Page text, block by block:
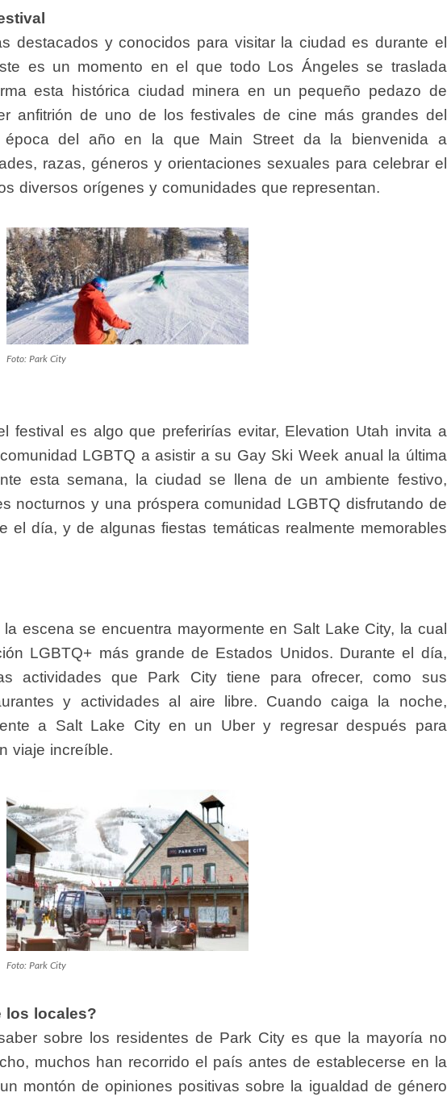
destacados y conocidos para visitar la ciudad es durante el
es un momento en el que todo Los Ángeles se traslada
esta histórica ciudad minera en un pequeño pedazo de
anfitrión de uno de los festivales de cine más grandes del
época del año en la que Main Street da la bienvenida a
razas, géneros y orientaciones sexuales para celebrar el
diversos orígenes y comunidades que representan.
Foto: Park City
festival es algo que preferirías evitar, Elevation Utah invita a
LGBTQ a asistir a su Gay Ski Week anual la última
esta semana, la ciudad se llena de un ambiente festivo,
nocturnos y una próspera comunidad LGBTQ disfrutando de
el día, y de algunas fiestas temáticas realmente memorables
escena se encuentra mayormente en Salt Lake City, la cual
LGBTQ+ más grande de Estados Unidos. Durante el día,
actividades que Park City tiene para ofrecer, como sus
y actividades al aire libre. Cuando caiga la noche,
a Salt Lake City en un Uber y regresar después para
viaje increíble.
Foto: Park City
los locales?
sobre los residentes de Park City es que la mayoría no
muchos han recorrido el país antes de establecerse en la
montón de opiniones positivas sobre la igualdad de género